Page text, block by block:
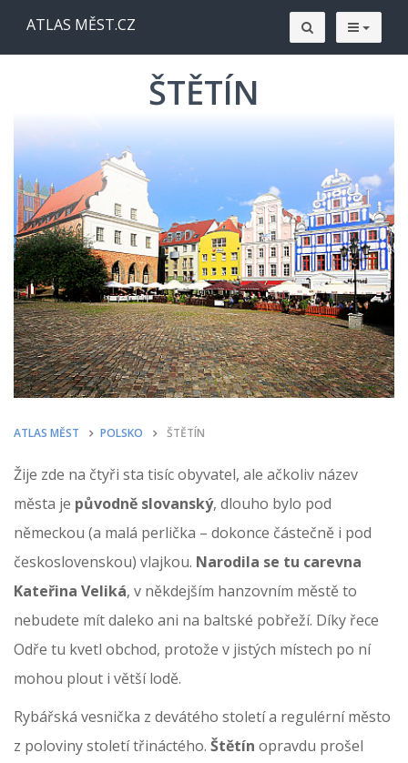
ATLAS MĚST.CZ
ŠTĚTÍN
ATLAS MĚST POLSKO ŠTĚTÍN
Žije zde na čtyři sta tisíc obyvatel, ale ačkoliv název
města je původně slovanský, dlouho bylo pod
německou (a malá perlička – dokonce částečně i pod
československou) vlajkou. Narodila se tu carevna
Kateřina Veliká, v někdejším hanzovním městě to
nebudete mít daleko ani na baltské pobřeží. Díky řece
Odře tu kvetl obchod, protože v jistých místech po ní
mohou plout i větší lodě.
Rybářská vesnička z devátého století a regulérní město
z poloviny století třináctého. Štětín opravdu prošel